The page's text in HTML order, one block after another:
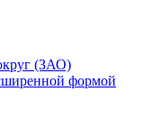
(ЗАО)
формой